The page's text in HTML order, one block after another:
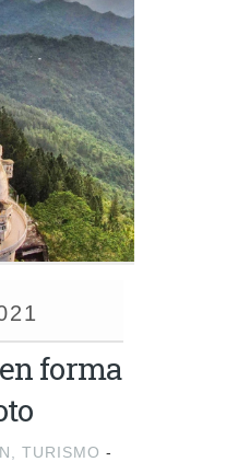
forma
TURISMO -